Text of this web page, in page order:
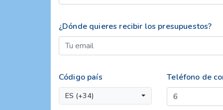
¿Dónde quieres recibir los presupuestos?
Código país
ES (+34)
Teléfono de